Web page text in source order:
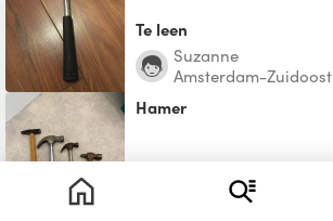
Te leen
Suzanne
Amsterdam-Zuidoost
Hamer